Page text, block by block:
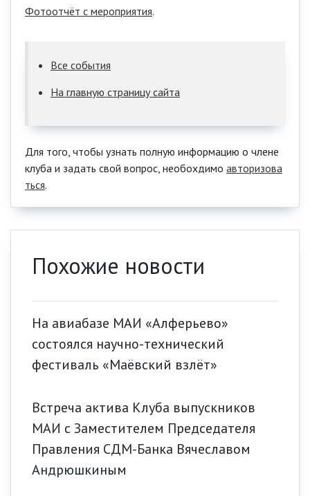
Фотоотчёт с мероприятия.
Все события
На главную страницу сайта
Для того, чтобы узнать полную информацию о члене
клуба и задать свой вопрос, необохдимо авторизова
ться.
Похожие новости
На авиабазе МАИ «Алферьево»
состоялся научно-технический
фестиваль «Маёвский взлёт»
Встреча актива Клуба выпускников
МАИ с Заместителем Председателя
Правления СДМ-Банка Вячеславом
Андрюшкиным